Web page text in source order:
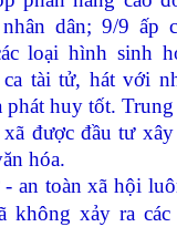
dân; 9/9 ấp
loại hình sinh
tài tử, hát với
huy tốt.
được đầu tư
hóa.
an toàn xã hội
không xảy ra